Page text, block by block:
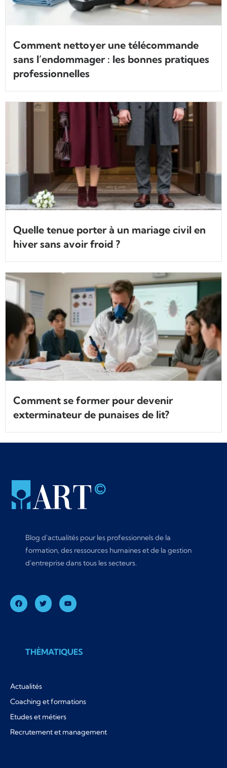
Comment nettoyer une télécommande
sans l’endommager : les bonnes pratiques
professionnelles
Quelle tenue porter à un mariage civil en
hiver sans avoir froid ?
Comment se former pour devenir
exterminateur de punaises de lit?
Blog d'actualités pour les professionnels de la
formation, des ressources humaines et de la gestion
d'entreprise dans tous les secteurs.
THÈMATIQUES
Actualités
Coaching et formations
Etudes et métiers
Recrutement et management